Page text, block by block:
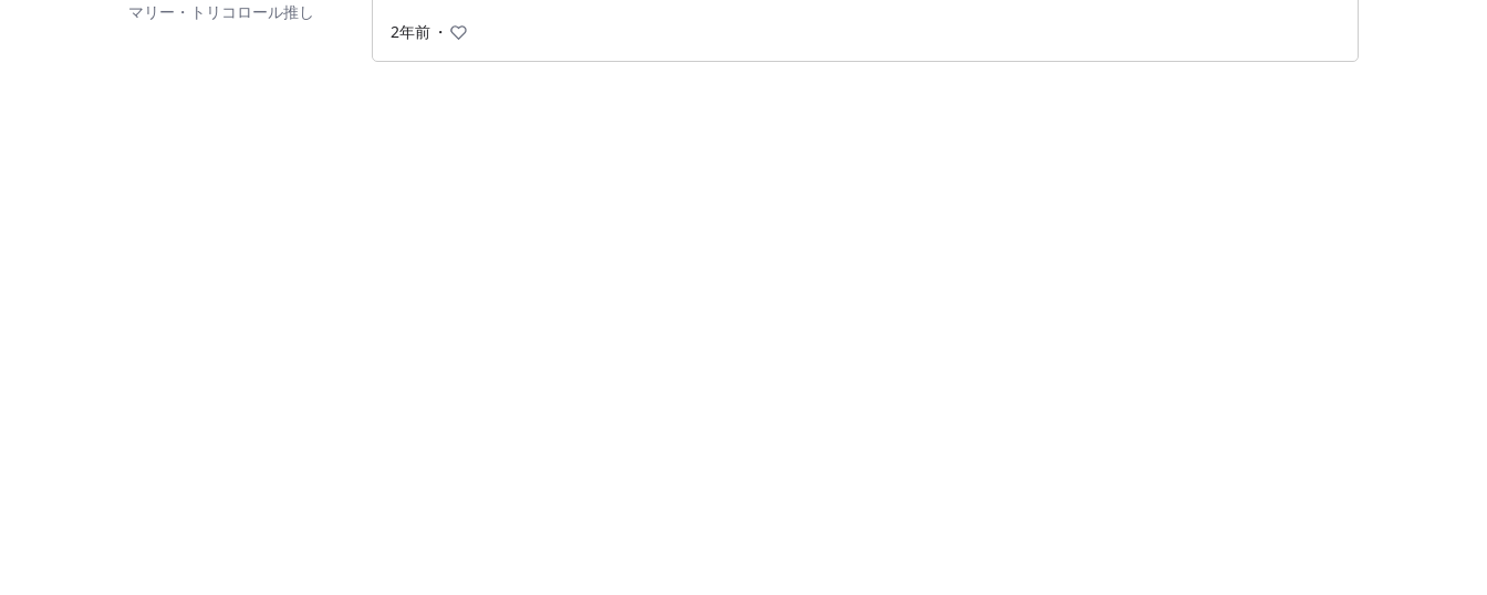
2年前 ・
マリー・トリコロール推し